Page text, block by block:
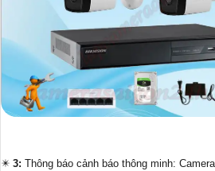
✴️ 3: Thông báo cảnh báo thông minh: